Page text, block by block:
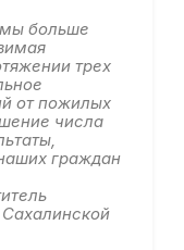
больше
трех
от пожилых
числа
граждан
Сахалинской